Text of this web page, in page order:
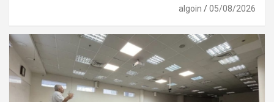
05/08/2026
algoin